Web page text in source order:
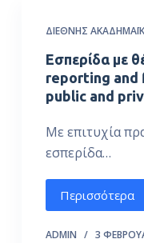
ΔΙΕΘΝΉΣ
Εσπερίδα με
reporting and
public and
Με επιτυχία
εσπερίδα…
Περισσότερα
ADMIN 3